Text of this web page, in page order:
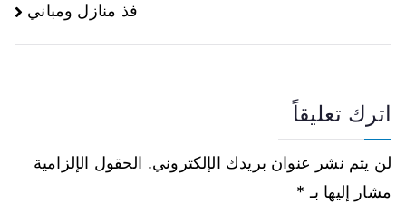
فذ منازل ومباني
اترك تعليقاً
لن يتم نشر عنوان بريدك الإلكتروني. الحقول الإلزامية
مشار إليها بـ *